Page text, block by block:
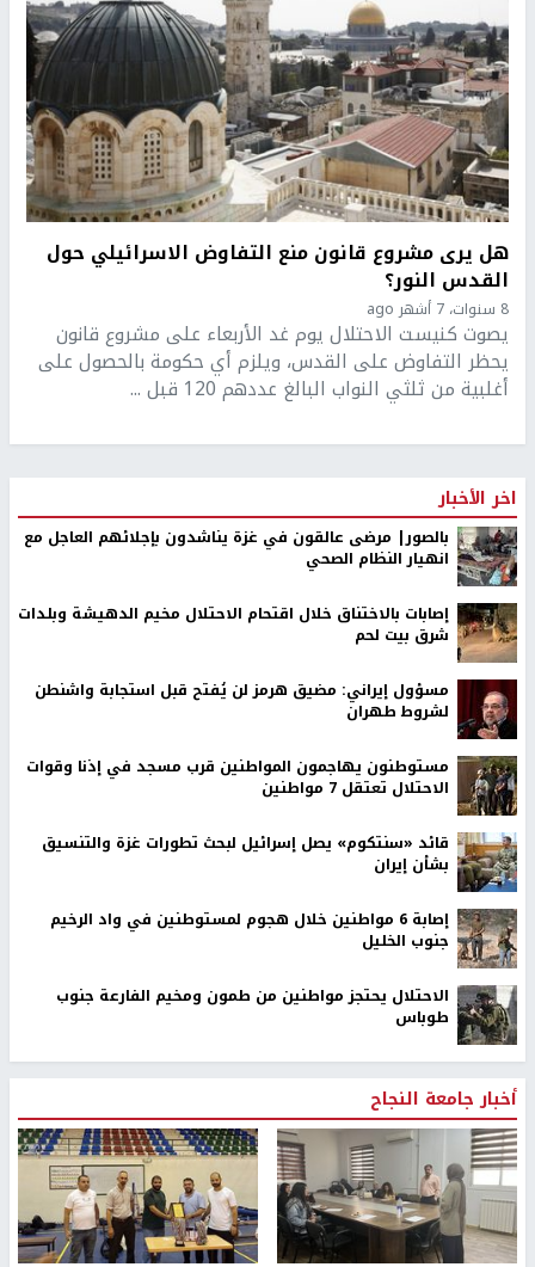
هل يرى مشروع قانون منع التفاوض الاسرائيلي حول
القدس النور؟
8 سنوات، 7 أشهر ago
يصوت كنيست الاحتلال يوم غد الأربعاء على مشروع قانون
يحظر التفاوض على القدس، ويلزم أي حكومة بالحصول على
أغلبية من ثلثي النواب البالغ عددهم 120 قبل ...
اخر الأخبار
بالصور| مرضى عالقون في غزة يناشدون بإجلائهم العاجل مع
انهيار النظام الصحي
إصابات بالاختناق خلال اقتحام الاحتلال مخيم الدهيشة وبلدات
شرق بيت لحم
مسؤول إيراني: مضيق هرمز لن يُفتح قبل استجابة واشنطن
لشروط طهران
مستوطنون يهاجمون المواطنين قرب مسجد في إذنا وقوات
الاحتلال تعتقل 7 مواطنين
قائد «سنتكوم» يصل إسرائيل لبحث تطورات غزة والتنسيق
بشأن إيران
إصابة 6 مواطنين خلال هجوم لمستوطنين في واد الرخيم
جنوب الخليل
الاحتلال يحتجز مواطنين من طمون ومخيم الفارعة جنوب
طوباس
أخبار جامعة النجاح